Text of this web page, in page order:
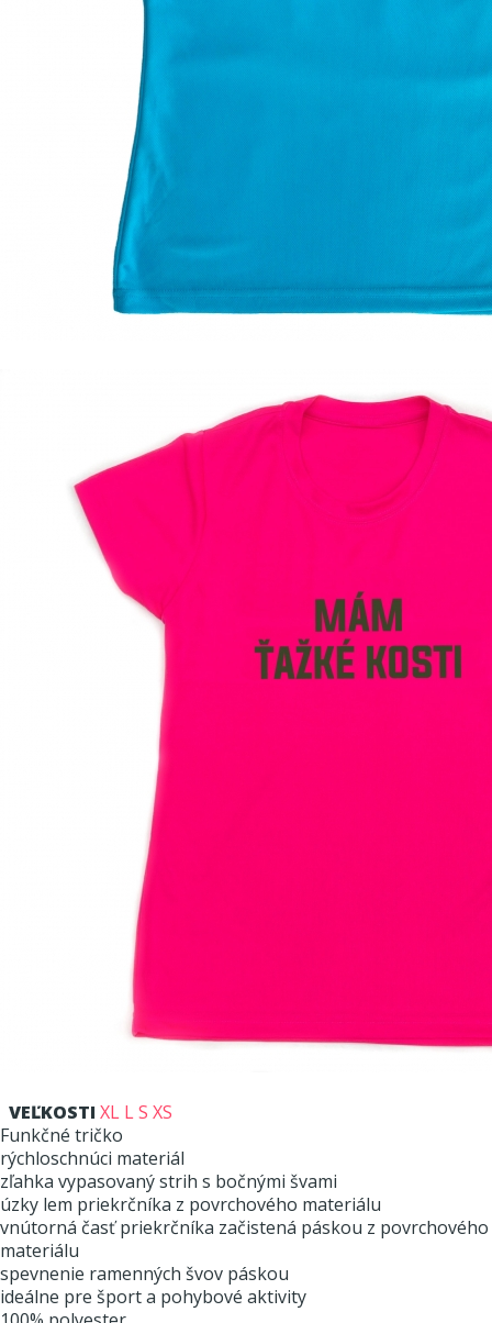
VEĽKOSTIXL LS XS
Funkčné tričko
rýchloschnúci materiál
zľahka vypasovaný strih s bočnými švami
úzky lem priekrčníka z povrchového materiálu
vnútorná časť priekrčníka začistená páskou z povrchového
materiálu
spevnenie ramenných švov páskou
ideálne pre šport a pohybové aktivity